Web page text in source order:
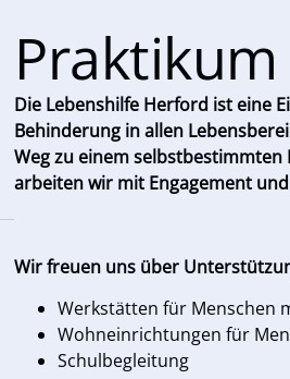
Praktikum
Die Lebenshilfe Herford ist eine
Behinderung in allen
Weg zu einem
arbeiten wir mit Engagement
Wir freuen uns über
Werkstätten für Menschen
Wohneinrichtungen für
Schulbegleitung